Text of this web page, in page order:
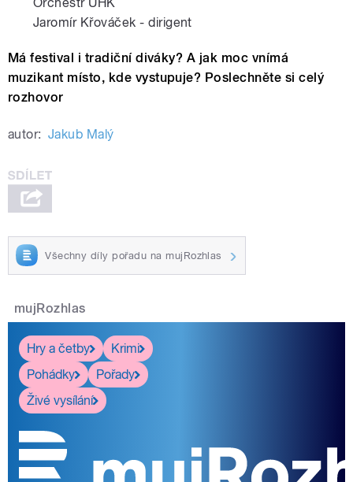
Jaromír Křováček - dirigent
Má festival i tradiční diváky? A jak moc vnímá
muzikant místo, kde vystupuje? Poslechněte si celý
rozhovor
autor: Jakub Malý
Všechny díly pořadu na mujRozhlas
mujRozhlas
Hry a četby
Krimi
Pohádky
Pořady
Živé vysílání